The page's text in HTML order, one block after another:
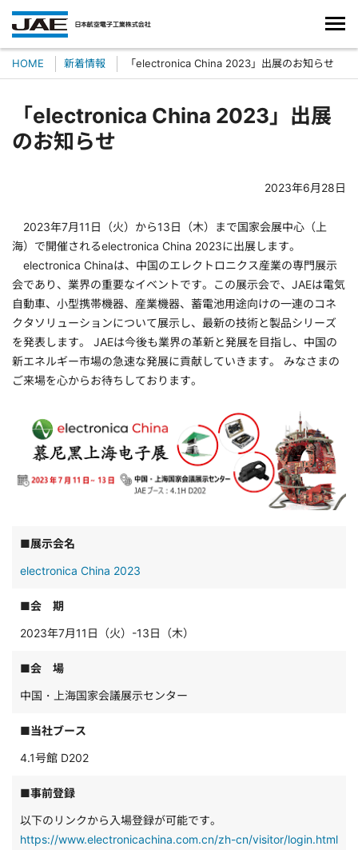
HOME 新着情報 「electronica China 2023」出展のお知らせ
「electronica China 2023」出展
のお知らせ
2023年6月28日
2023年7月11日（火）から13日（木）まで国家会展中心（上
海）で開催されるelectronica China 2023に出展します。
electronica Chinaは、中国のエレクトロニクス産業の専門展示
会であり、業界の重要なイベントです。この展示会で、JAEは電気
自動車、小型携帯機器、産業機器、蓄電池用途向けの一連のコネ
クタソリューションについて展示し、最新の技術と製品シリーズ
を発表します。 JAEは今後も業界の革新と発展を目指し、中国の
新エネルギー市場の急速な発展に貢献していきます。 みなさまの
ご来場を心からお待ちしております。
■展示会名
electronica China 2023
■会 期
2023年7月11日（火）-13日（木）
■会 場
中国・上海国家会議展示センター
■当社ブース
4.1号館 D202
■事前登録
以下のリンクから入場登録が可能です。
https://www.electronicachina.com.cn/zh-cn/visitor/login.html